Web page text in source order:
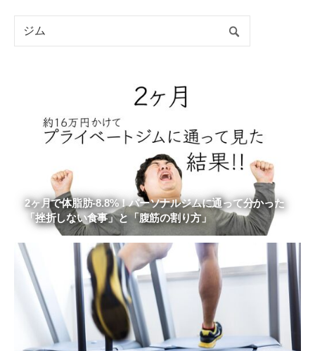
2ヶ月で体脂肪-8.8%！パーソナルジムに通って分かった
「挫折しない食事」と「腹筋の割り方」